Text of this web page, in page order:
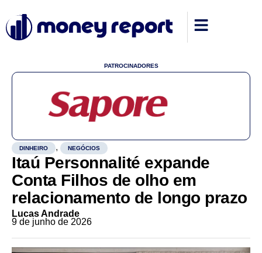
PATROCINADORES
DINHEIRO , NEGÓCIOS
Itaú Personnalité expande
Conta Filhos de olho em
relacionamento de longo prazo
Lucas Andrade
9 de junho de 2026